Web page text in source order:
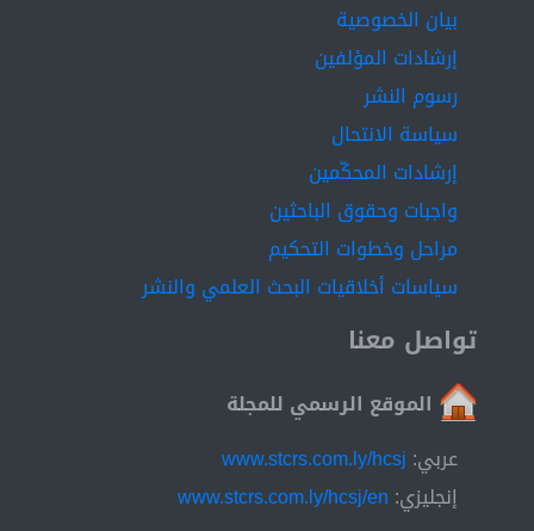
بيان الخصوصية
إرشادات المؤلفين
رسوم النشر
سياسة الانتحال
إرشادات المحكّمين
واجبات وحقوق الباحثين
مراحل وخطوات التحكيم
سياسات أخلاقيات البحث العلمي والنشر
تواصل معنا
الموقع الرسمي للمجلة
عربي: www.stcrs.com.ly/hcsj
إنجليزي: www.stcrs.com.ly/hcsj/en